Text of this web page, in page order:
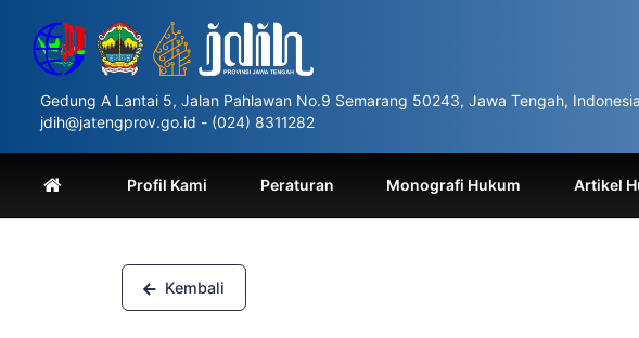
website
includes
accessibility
system.
Control-
F11
Gedung A Lantai 5, Jalan Pahlawan No.9 Semarang 50243, Jawa Tengah, Indonesia
jdih@jatengprov.go.id - (024) 8311282
Profil Kami Peraturan Monografi Hukum Artikel
Kembali